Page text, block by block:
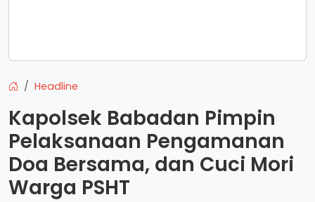
Headline
Kapolsek Babadan Pimpin
Pelaksanaan Pengamanan
Doa Bersama, dan Cuci Mori
Warga PSHT